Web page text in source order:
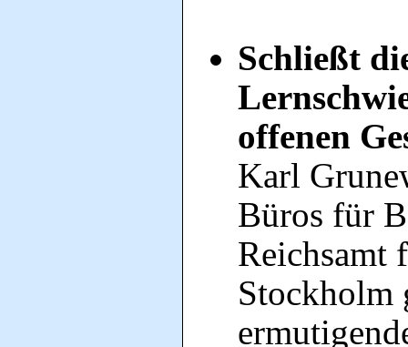
Schließt
offenen
Karl
Büros für
Reichsamt
Stockholm